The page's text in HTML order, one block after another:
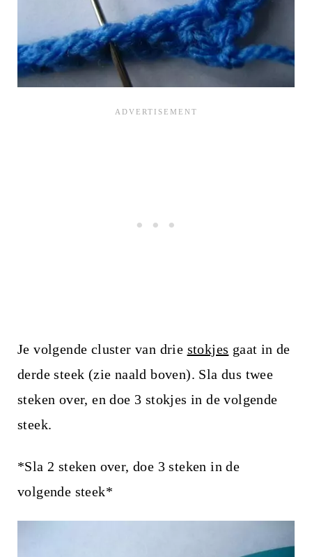
Je volgende cluster van drie stokjes gaat in de
derde steek (zie naald boven). Sla dus twee
steken over, en doe 3 stokjes in de volgende
steek.
*Sla 2 steken over, doe 3 steken in de
volgende steek*